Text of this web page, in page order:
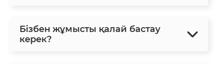
Бізбен жұмысты қалай бастау
керек?